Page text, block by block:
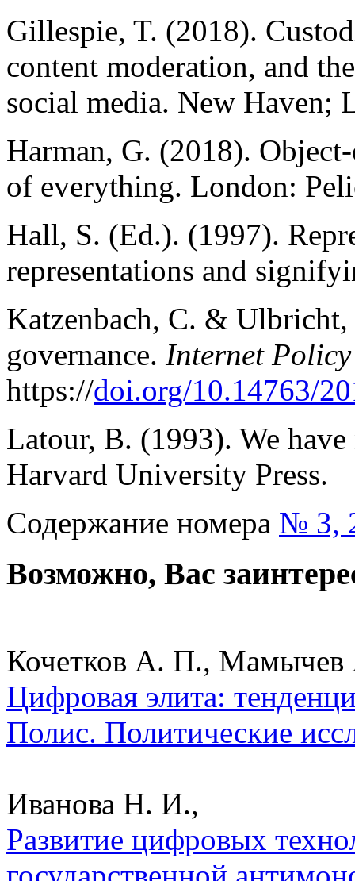
Gillespie, T. (2018).
content moderation, and
social media. New Haven;
Harman, G. (2018).
of everything. London:
Hall, S. (Ed.). (1997).
representations and
Katzenbach, C. &
governance. Internet
https://doi.org/10.14763/
Latour, B. (1993). We
Harvard University Press.
Содержание номера № 3,
Возможно, Вас
Кочетков А. П.,
Цифровая элита:
Полис. Политические
Иванова Н. И.,
Развитие цифровых